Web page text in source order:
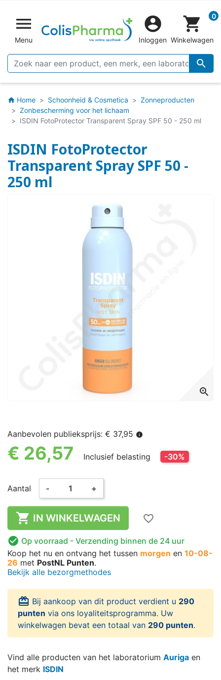

Menu


Inloggen
shopping_cart 0
Winkelwagen
home Home Schoonheid & Cosmetica
Zonneproducten
Zonbescherming voor het lichaam
ISDIN FotoProtector Transparent Spray SPF 50 - 250 ml
ISDIN FotoProtector
Transparent Spray SPF 50 -
250 ml
zoom_in
Aanbevolen publieksprijs: € 37,95 info
€ 26,57 Inclusief belasting -30%
Aantal - +
 IN WINKELWAGEN
favorite_border
 Op voorraad - Verzending binnen de 24 uur
Koop het nu en ontvang het tussen morgen en 10-08-
26 met PostNL Punten.
Bekijk alle bezorgmethodes
card_giftcard Bij aankoop van dit product verdient u 290
punten via ons loyaliteitsprogramma. Uw
winkelwagen bevat een totaal van 290 punten.
Vind alle producten van het laboratorium Auriga en
het merk ISDIN